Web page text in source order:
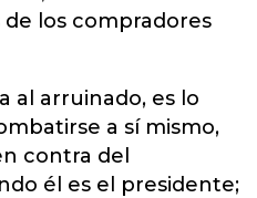
los compradores
al arruinado, es lo
a sí mismo,
contra del
él es el presidente;